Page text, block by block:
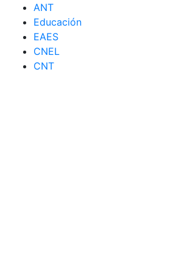
ANT
Educación
EAES
CNEL
CNT